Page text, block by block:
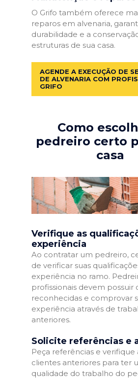
O Grifo também oferece
reparos em alvenaria,
durabilidade e a
estruturas de sua casa.
AGENDE A EXECUÇÃO DE
DE ALVENARIA COM
GRIFO
Como
pedreiro certo
casa
Verifique as
experiência
Ao contratar um pedreiro,
de verificar suas
experiência no ramo.
profissionais devem possuir
reconhecidas e comprovar
experiência através de
anteriores.
Solicite referências e
Peça referências e verifique
clientes anteriores para ter
qualidade do trabalho do